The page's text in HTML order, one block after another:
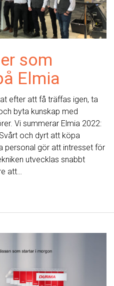
som
Elmia
efter att få träffas igen, ta
byta kunskap med
Vi summerar Elmia 2022:
och dyrt att köpa
personal gör att intresset för
utvecklas snabbt
att…